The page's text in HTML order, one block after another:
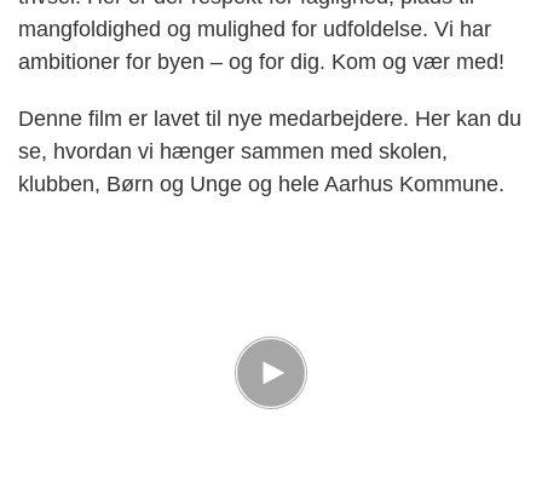
mangfoldighed og mulighed for udfoldelse. Vi har
ambitioner for byen – og for dig. Kom og vær med!
Denne film er lavet til nye medarbejdere. Her kan du
se, hvordan vi hænger sammen med skolen,
klubben, Børn og Unge og hele Aarhus Kommune.